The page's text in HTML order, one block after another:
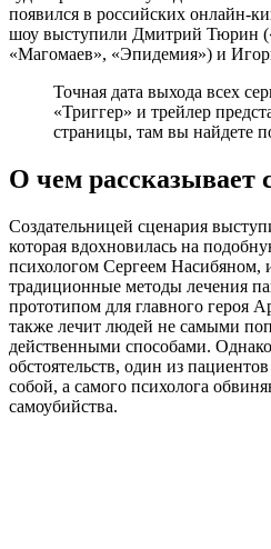
появился в российских онлайн-
шоу выступили Дмитрий Тюрин
«Магомаев», «Эпидемия») и
Точная дата выхода всех
«Триггер» и трейлер
страницы, там вы найдете
О чем рассказывает
Создательницей сценария
которая вдохновилась на
психологом Сергеем
традиционные методы лечения
прототипом для главного героя
также лечит людей не самыми
действенными способами.
обстоятельств, один из
собой, а самого психолога
самоубийства.